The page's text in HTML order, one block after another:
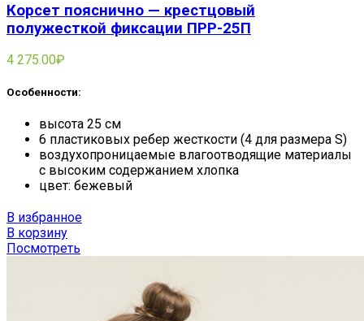
Корсет пояснично — крестцовый
полужесткой фиксации ПРР-25П
4 275.00₽
Особенности:
высота 25 см
6 пластиковых ребер жесткости (4 для размера S)
воздухопроницаемые влагоотводящие материалы
с высоким содержанием хлопка
цвет: бежевый
В избранное
В корзину
Посмотреть